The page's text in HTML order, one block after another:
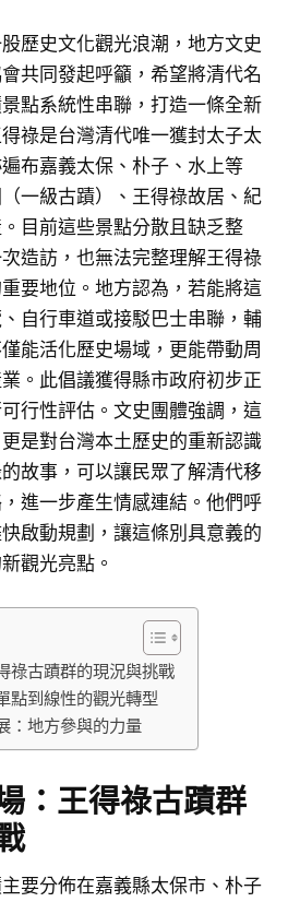
歷史文化觀光浪潮，地方文史
共同發起呼籲，希望將清代名
點系統性串聯，打造一條全新
祿是台灣清代唯一獲封太子太
布嘉義太保、朴子、水上等
一級古蹟）、王得祿故居、紀
目前這些景點分散且缺乏整
造訪，也無法完整理解王得祿
要地位。地方認為，若能將這
自行車道或接駁巴士串聯，輔
能活化歷史場域，更能帶動周
。此倡議獲得縣市政府初步正
行性評估。文史團體強調，這
是對台灣本土歷史的重新認識
故事，可以讓民眾了解清代移
進一步產生情感連結。他們呼
啟動規劃，讓這條別具意義的
觀光亮點。
祿古蹟群的現況與挑戰
點到線性的觀光轉型
：地方參與的力量
：王得祿古蹟群
要分佈在嘉義縣太保市、朴子